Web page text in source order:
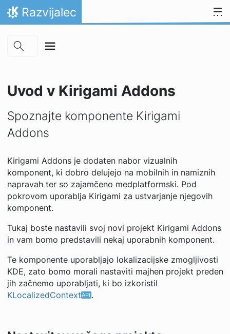
Skip to main content
Preskoči na vsebino
Domov
Razvijalec
Uvod v Kirigami Addons
Spoznajte komponente Kirigami
Addons
Kirigami Addons je dodaten nabor vizualnih
komponent, ki dobro delujejo na mobilnih in namiznih
napravah ter so zajamčeno medplatformski. Pod
pokrovom uporablja Kirigami za ustvarjanje njegovih
komponent.
Tukaj boste nastavili svoj novi projekt Kirigami Addons
in vam bomo predstavili nekaj uporabnih komponent.
Te komponente uporabljajo lokalizacijske zmogljivosti
KDE, zato bomo morali nastaviti majhen projekt preden
jih začnemo uporabljati, ki bo izkoristil
KLocalizedContext
.